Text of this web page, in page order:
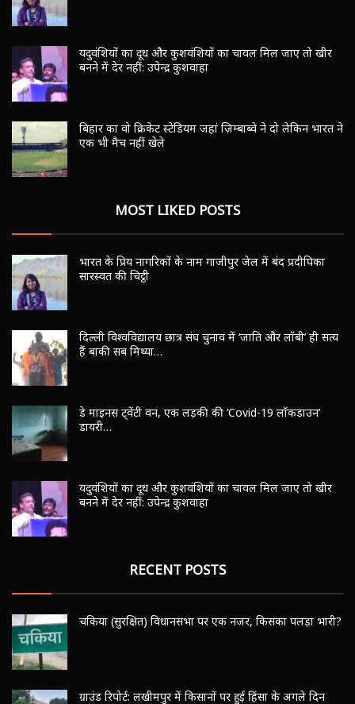
यदुवंशियों का दूध और कुशवंशियों का चावल मिल जाए तो खीर
बनने में देर नहीं: उपेन्द्र कुशवाहा
बिहार का वो क्रिकेट स्टेडियम जहां ज़िम्बाब्वे ने दो लेकिन भारत ने
एक भी मैच नहीं खेले
MOST LIKED POSTS
भारत के प्रिय नागरिकों के नाम गाजीपुर जेल में बंद प्रदीपिका
सारस्वत की चिट्ठी
दिल्ली विश्वविद्यालय छात्र संघ चुनाव में ‘जाति और लॉबी’ ही सत्य
हैं बाकी सब मिथ्या…
डे माइनस ट्वेंटी वन, एक लड़की की ‘Covid-19 लॉकडाउन’
डायरी…
यदुवंशियों का दूध और कुशवंशियों का चावल मिल जाए तो खीर
बनने में देर नहीं: उपेन्द्र कुशवाहा
RECENT POSTS
चकिया (सुरक्षित) विधानसभा पर एक नजर, किसका पलड़ा भारी?
ग्राउंड रिपोर्ट: लखीमपुर में किसानों पर हुई हिंसा के अगले दिन